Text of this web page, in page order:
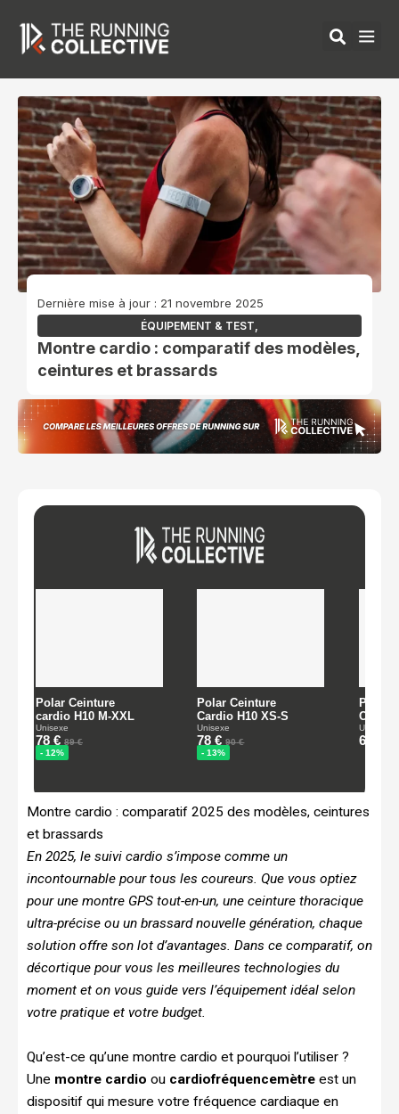
contenu
Dernière mise à jour : 21 novembre 2025
ÉQUIPEMENT & TEST
Montre cardio : comparatif des modèles,
ceintures et brassards
Montre cardio : comparatif 2025 des modèles, ceintures
et brassards
En 2025, le suivi cardio s’impose comme un
incontournable pour tous les coureurs. Que vous optiez
pour une montre GPS tout-en-un, une ceinture thoracique
ultra-précise ou un brassard nouvelle génération, chaque
solution offre son lot d’avantages. Dans ce comparatif, on
décortique pour vous les meilleures technologies du
moment et on vous guide vers l’équipement idéal selon
votre pratique et votre budget.
Qu’est-ce qu’une montre cardio et pourquoi l’utiliser ?
Une montre cardio ou cardiofréquencemètre est un
dispositif qui mesure votre fréquence cardiaque en